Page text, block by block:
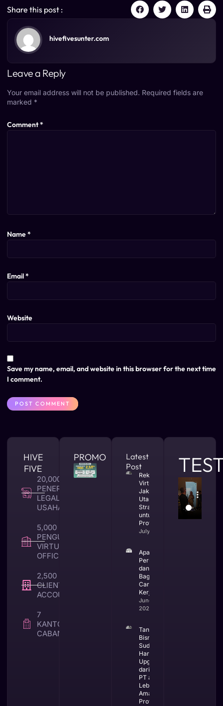
Share this post :
hivefivesunter.com
Leave a Reply
Your email address will not be published. Required fields are
marked *
Comment*
Name*
Email*
Website
Save my name, email, and website in this browser for the next time
I comment.
HIVE
FIVE
20,000 +
PENERBITAN
LEGALITAS
USAHA
5,000 +
PENGUNA
VIRTUAL
OFFICE
2,500 +
CLIENT TAX &
ACCOUNTING
7
KANTOR
CABANG
PROMO
Latest
Post
Rekomendasi
Virtual Office
Jakarta
Utara yang
Strategis
untuk Bisnis
Profesional
July 23, 2026
Apa Itu CV
Perusahaan
dan
Bagaimana
Cara
Kerjanya
June 25,
2026
Tanda
Bisnis
Sudah
Harus
Upgrade
dari CV ke
PT agar
Lebih
Aman dan
Profesional